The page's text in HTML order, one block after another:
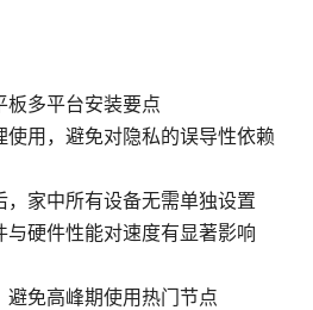
板多平台安装要点
使用，避免对隐私的误导性依赖
，家中所有设备无需单独设置
与硬件性能对速度有显著影响
避免高峰期使用热门节点